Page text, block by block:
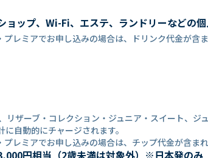
ョップ、Wi-Fi、エステ、ランドリーなどの
レミアでお申し込みの場合は、ドリンク代金が含ま
リザーブ・コレクション・ジュニア・スイート、ジ
自動的にチャージされます。
レミアでお申し込みの場合は、チップ代金が含まれ
円相当（2歳未満は対象外）※日本発のみ